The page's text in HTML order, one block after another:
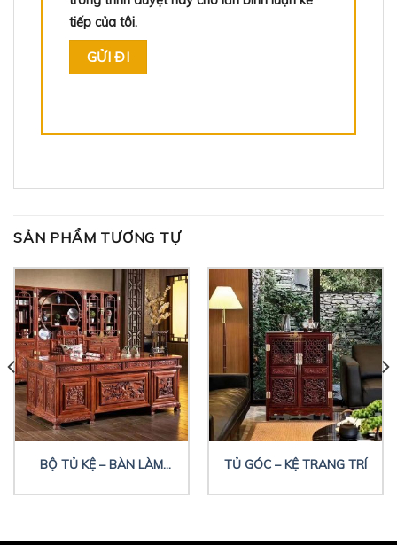
tiếp của tôi.
SẢN PHẨM TƯƠNG TỰ
BỘ TỦ KỆ – BÀN LÀM
TỦ GÓC – KỆ TRANG TRÍ